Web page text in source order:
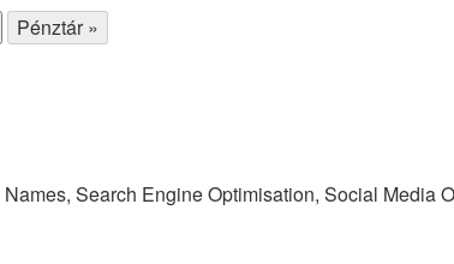
Search Engine Optimisation, Social Media